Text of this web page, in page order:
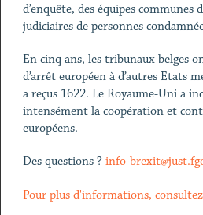
d’enquête, des équipes communes
judiciaires de personnes
En cinq ans, les tribunaux belges
d’arrêt européen à d’autres Etats
a reçus 1622. Le Royaume-Uni a
intensément la coopération et
européens.
Des questions ? info-
Pour plus d'informations,